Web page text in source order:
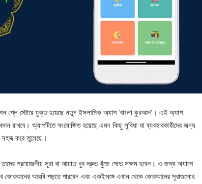
প্লে স্টোরে যুক্ত হয়েছে নতুন ইসলামিক অ্যাপ ‘বাংলা কুরআন’। এই অ্যাপ
অ্যাপটিতে সংযোজিত হয়েছে এমন কিছু সুবিধা যা ব্যবহারকারীদের জন্য
করে তুলেছে।
তাদের প্রয়োজনীয় সূরা বা আয়াত খুব দ্রুত খুঁজে পেতে সক্ষম হবেন। এ জন্য অ্যাপে
কোরআনের আরবি পড়তে পারবেন এবং একইসঙ্গে এখান থেকে কোরআনের সূরাগুলোর